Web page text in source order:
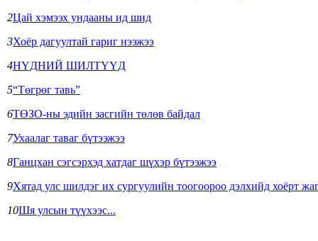
2Цай хэмээх ундааны ид шид
3Хоёр дагуултай гариг нээжээ
4НҮДНИЙ ШИЛТҮҮД
5“Төгрөг тавь”
6ТӨЗО-ны эдийн засгийн төлөв байдал
7Ухаалаг таваг бүтээжээ
8Ганцхан сэгсэрхэд хатдаг шүхэр бүтээжээ
9Хятад улс шилдэг их сургуулийн тоогоороо дэлхийд хоёрт
10Шя улсын түүхээс...